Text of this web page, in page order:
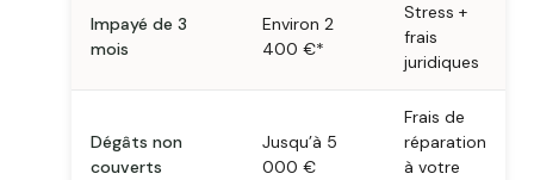
Impayé de 3
mois
Environ 2
400 €*
Stress +
frais
juridiques
Dégâts non
couverts
Jusqu’à 5
000 €
Frais de
réparation
à votre